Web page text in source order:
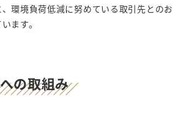
環境負荷低減に努めている取引先とのお
ます。
の取組み